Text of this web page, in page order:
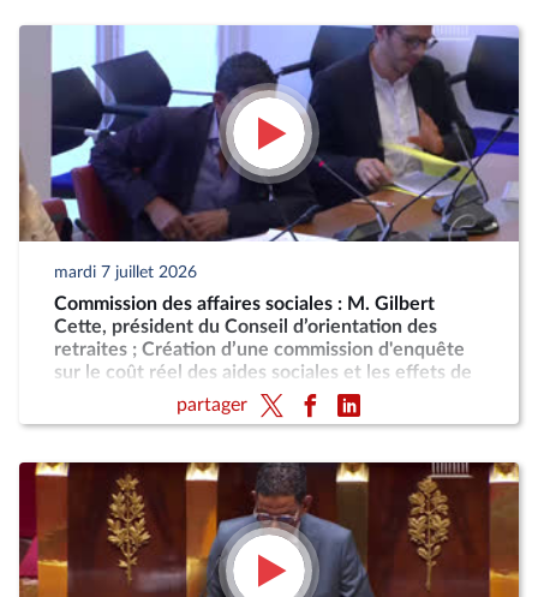
mardi 7 juillet 2026
Commission des affaires sociales : M. Gilbert
Cette, président du Conseil d’orientation des
retraites ; Création d’une commission d'enquête
sur le coût réel des aides sociales et les effets de
désincitation au travail engendrés par leur cumul
partager